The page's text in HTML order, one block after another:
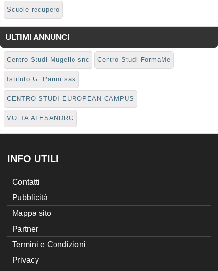
Scuole recupero
ULTIMI ANNUNCI
Centro Studi Mugello snc Centro Studi FormaMe
Istituto G. Parini sas
CENTRO STUDI EUROPEAN CAMPUS
VOLTA ALESANDRO
INFO UTILI
Contatti
Pubblicità
Mappa sito
Partner
Termini e Condizioni
Privacy